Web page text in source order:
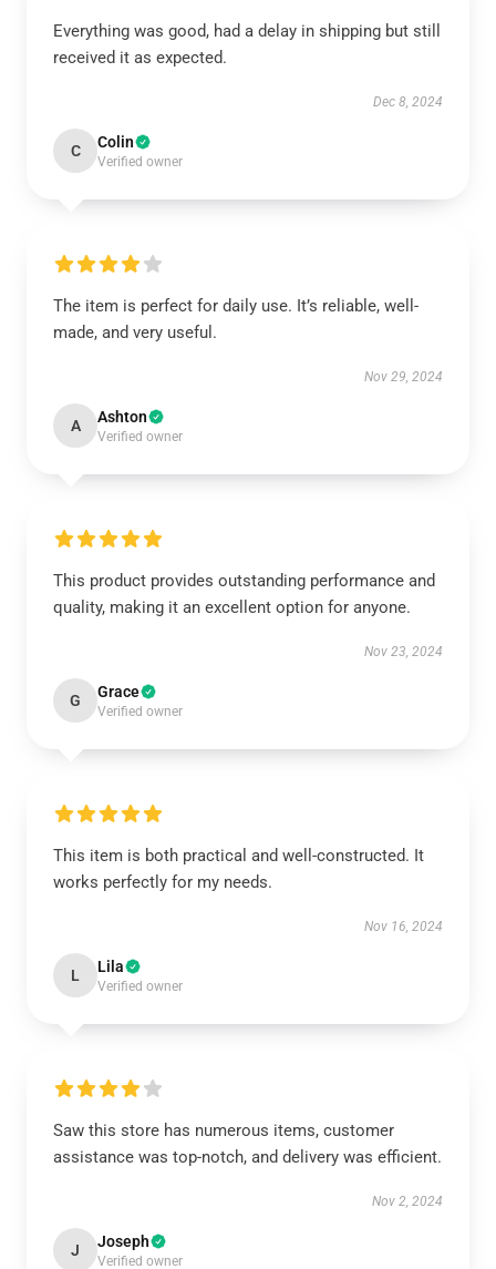
Everything was good, had a delay in shipping but still
received it as expected.
Dec 8, 2024
C Colin
Verified owner
The item is perfect for daily use. It’s reliable, well-
made, and very useful.
Nov 29, 2024
A Ashton
Verified owner
This product provides outstanding performance and
quality, making it an excellent option for anyone.
Nov 23, 2024
G Grace
Verified owner
This item is both practical and well-constructed. It
works perfectly for my needs.
Nov 16, 2024
L Lila
Verified owner
Saw this store has numerous items, customer
assistance was top-notch, and delivery was efficient.
Nov 2, 2024
J Joseph
Verified owner